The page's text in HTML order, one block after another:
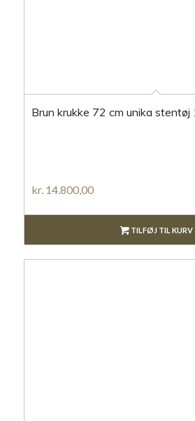
Brun krukke 72 cm unika stentøj
kr. 14.800,00
TILFØJ TIL KURV